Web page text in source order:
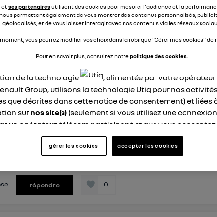
reste bloqué ? Merci
coll91770472
septembre 2024 à12:01
des pneu
a t' il fait appel a un expert pour le problème
de pneu suite a une usure précoce. 1 er
le pneu a quasiment éclaté sut nationale,
taxi pour rentr...voir la suite
répondre 0
etses partenairesutilisent des cookies pour mesurer l'audience et la
permettent également de vous montrer des contenus personnalisés,
géolocalisés, et de vous laisser interagir avec nos contenus via les réseaux
vous pourrez modifier vos choix dans la rubrique "Gérer mes cookies" de
Pour en savoir plus, consultez notrepolitique des cookies.
de la technologie
, alimentée par votre
Group, utilisons la technologie Utiq pour nos
que décrites dans cette notice de consentement) et liées
sur nos site(s) (seulement si vous utilisez une
un opérateur télécom participant et que vous
site).
Utiq a été conçue pour la protection de vos données
en vous offrant choix et contrôle.
un identifiant créé par votre opérateur télécom basé sur
référence de votre contrat internet (ex : votre numéro de
est associé à votre connexion internet. Ainsi, toutes les
gérer les cookies accepter les cookies